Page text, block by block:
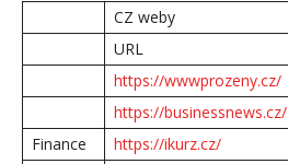
CZ weby
URL
https://wwwprozeny.cz/
https://businessnews.cz/
Finance
https://ikurz.cz/